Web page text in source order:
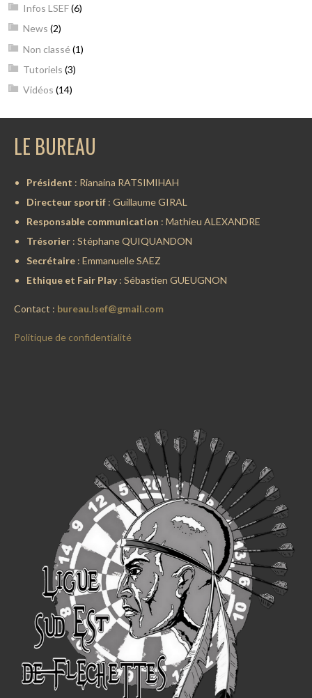
Infos LSEF(6)
News (2)
Non classé (1)
Tutoriels (3)
Vidéos (14)
LE BUREAU
Président : Rianaina RATSIMIHAH
Directeur sportif: Guillaume GIRAL
Responsable communication : Mathieu ALEXANDRE
Trésorier : Stéphane QUIQUANDON
Secrétaire: Emmanuelle SAEZ
Ethique et Fair Play: Sébastien GUEUGNON
Contact : bureau.lsef@gmail.com
Politique de confidentialité